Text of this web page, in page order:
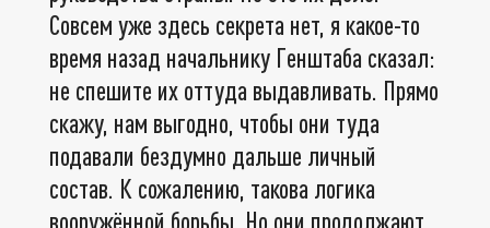
Совсем уже здесь секрета нет, я какое-то
время назад начальнику Генштаба сказал:
не спешите их оттуда выдавливать. Прямо
скажу, нам выгодно, чтобы они туда
подавали бездумно дальше личный
состав. К сожалению, такова логика
вооружённой борьбы. Но они продолжают